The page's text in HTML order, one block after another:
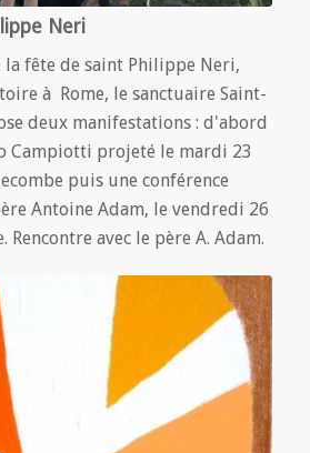
Neri
la fête de saint Philippe Neri,
à Rome, le sanctuaire Saint-
deux manifestations : d'abord
Campiotti projeté le mardi 23
puis une conférence
Antoine Adam, le vendredi 26
Rencontre avec le père A. Adam.